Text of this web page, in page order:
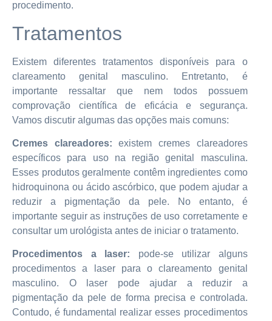
procedimento.
Tratamentos
Existem diferentes tratamentos disponíveis para o
clareamento genital masculino. Entretanto, é
importante ressaltar que nem todos possuem
comprovação científica de eficácia e segurança.
Vamos discutir algumas das opções mais comuns:
Cremes clareadores: existem cremes clareadores
específicos para uso na região genital masculina.
Esses produtos geralmente contêm ingredientes como
hidroquinona ou ácido ascórbico, que podem ajudar a
reduzir a pigmentação da pele. No entanto, é
importante seguir as instruções de uso corretamente e
consultar um urológista antes de iniciar o tratamento.
Procedimentos a laser: pode-se utilizar alguns
procedimentos a laser para o clareamento genital
masculino. O laser pode ajudar a reduzir a
pigmentação da pele de forma precisa e controlada.
Contudo, é fundamental realizar esses procedimentos